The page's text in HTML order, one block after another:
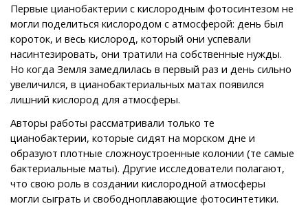
Первые цианобактерии с кислородным фотосинтезом не
могли поделиться кислородом с атмосферой: день был
короток, и весь кислород, который они успевали
насинтезировать, они тратили на собственные нужды.
Но когда Земля замедлилась в первый раз и день сильно
увеличился, в цианобактериальных матах появился
лишний кислород для атмосферы.
Авторы работы рассматривали только те
цианобактерии, которые сидят на морском дне и
образуют плотные сложноустроенные колонии (те самые
бактериальные маты). Другие исследователи полагают,
что свою роль в создании кислородной атмосферы
могли сыграть и свободноплавающие фотосинтетики.